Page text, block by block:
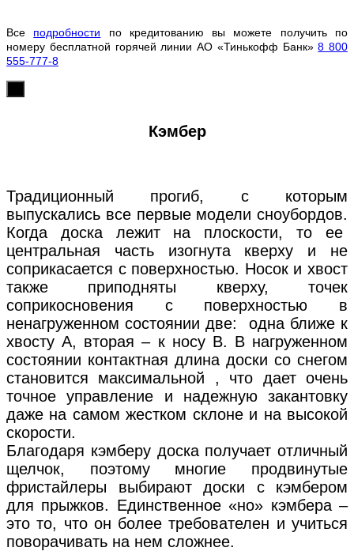
Все подробности по кредитованию вы можете получить по
номеру бесплатной горячей линии АО «Тинькофф Банк»8 800
555-777-8
Кэмбер
Традиционный прогиб, с которым
выпускались все первые модели сноубордов.
Когда доска лежит на плоскости, то ее
центральная часть изогнута кверху и не
соприкасается с поверхностью. Носок и хвост
также приподняты кверху, точек
соприкосновения с поверхностью в
ненагруженном состоянии две: одна ближе к
хвосту А, вторая – к носу В. В нагруженном
состоянии контактная длина доски со снегом
становится максимальной , что дает очень
точное управление и надежную закантовку
даже на самом жестком склоне и на высокой
скорости.
Благодаря кэмберу доска получает отличный
щелчок, поэтому многие продвинутые
фристайлеры выбирают доски с кэмбером
для прыжков. Единственное «но» кэмбера –
это то, что он более требователен и учиться
поворачивать на нем сложнее.